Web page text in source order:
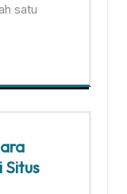
satu
Situs